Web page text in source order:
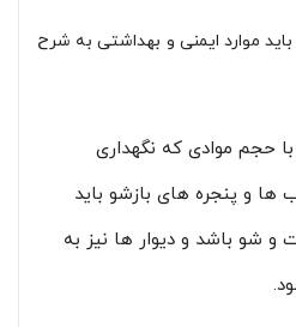
موارد ایمنی و بهداشتی به شرح
حجم موادی که نگهداری
و پنجره های بازشو باید
شو باشد و دیوار ها نیز به